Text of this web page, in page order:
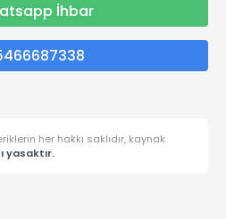
İhbar
her hakkı saklıdır, kaynak
yasaktır.